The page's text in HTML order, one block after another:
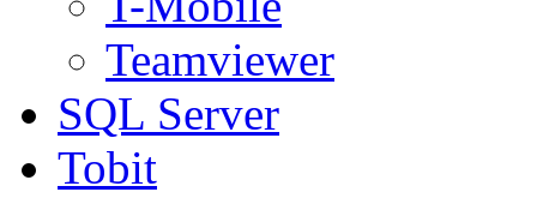
Teamviewer
SQL Server
Tobit